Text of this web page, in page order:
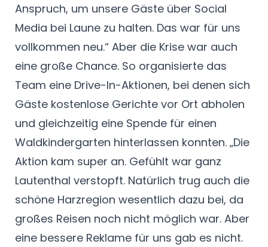
Anspruch, um unsere Gäste über Social
Media bei Laune zu halten. Das war für uns
vollkommen neu.“ Aber die Krise war auch
eine große Chance. So organisierte das
Team eine Drive-In-Aktionen, bei denen sich
Gäste kostenlose Gerichte vor Ort abholen
und gleichzeitig eine Spende für einen
Waldkindergarten hinterlassen konnten. „Die
Aktion kam super an. Gefühlt war ganz
Lautenthal verstopft. Natürlich trug auch die
schöne Harzregion wesentlich dazu bei, da
großes Reisen noch nicht möglich war. Aber
eine bessere Reklame für uns gab es nicht.